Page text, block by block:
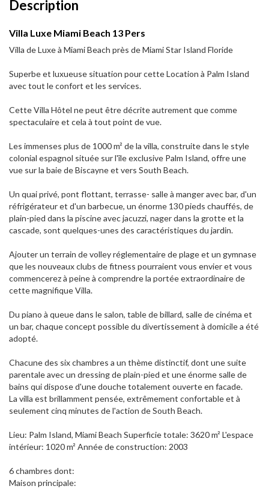
Description
Villa Luxe Miami Beach 13 Pers
Villa de Luxe à Miami Beach près de Miami Star Island Floride
Superbe et luxueuse situation pour cette Location à Palm Island
avec tout le confort et les services.
Cette Villa Hôtel ne peut être décrite autrement que comme
spectaculaire et cela à tout point de vue.
Les immenses plus de 1000 m² de la villa, construite dans le style
colonial espagnol située sur l'île exclusive Palm Island, offre une
vue sur la baie de Biscayne et vers South Beach.
Un quai privé, pont flottant, terrasse- salle à manger avec bar, d'un
réfrigérateur et d'un barbecue, un énorme 130 pieds chauffés, de
plain-pied dans la piscine avec jacuzzi, nager dans la grotte et la
cascade, sont quelques-unes des caractéristiques du jardin.
Ajouter un terrain de volley réglementaire de plage et un gymnase
que les nouveaux clubs de fitness pourraient vous envier et vous
commencerez à peine à comprendre la portée extraordinaire de
cette magnifique Villa.
Du piano à queue dans le salon, table de billard, salle de cinéma et
un bar, chaque concept possible du divertissement à domicile a été
adopté.
Chacune des six chambres a un thème distinctif, dont une suite
parentale avec un dressing de plain-pied et une énorme salle de
bains qui dispose d'une douche totalement ouverte en facade.
La villa est brillamment pensée, extrêmement confortable et à
seulement cinq minutes de l'action de South Beach.
Lieu: Palm Island, Miami Beach Superficie totale: 3620 m² L'espace
intérieur: 1020 m² Année de construction: 2003
6 chambres dont:
Maison principale: